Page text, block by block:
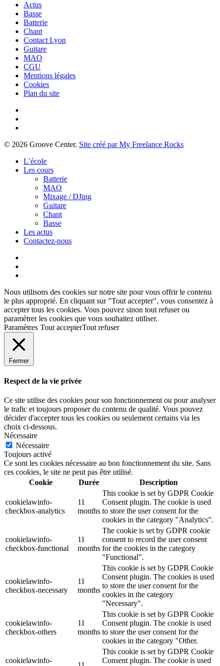
Actus
Basse
Batterie
Chant
Contact Lyon
Guitare
MAO
CGU
Mentions légales
Cookies
Plan du site
© 2026 Groove Center. Site créé par My Freelance Rocks
Close
Menu
L’école
Les cours
Batterie
MAO
Mixage / DJing
Guitare
Chant
Basse
Les actus
Contactez-nous
Nous utilisons des cookies sur notre site pour vous offrir le contenu
le plus approprié. En cliquant sur "Tout accepter", vous consentez à
accepter tous les cookies. Vous pouvez sinon tout refuser ou
paramètrer les cookies que vous souhaitez utiliser.
Paramètres Tout accepterTout refuser
Fermer
Respect de la vie privée
Ce site utilise des cookies pour son fonctionnement ou pour analyser
le trafic et toujours proposer du contenu de qualité. Vous pouvez
décider d'accepter tous les cookies ou seulement certains via les
choix ci-dessous.
Nécessaire
Nécessaire
Toujours activé
Ce sont les cookies nécessaire au bon fonctionnement du site. Sans
ces cookies, le site ne peut pas être utilisé.
Cookie
Durée Description
cookielawinfo-
checkbox-analytics
11
months
This cookie is set by GDPR Cookie
Consent plugin. The cookie is used
to store the user consent for the
cookies in the category "Analytics".
cookielawinfo-
checkbox-functional
11
months
The cookie is set by GDPR cookie
consent to record the user consent
for the cookies in the category
"Functional".
cookielawinfo-
checkbox-necessary
11
months
This cookie is set by GDPR Cookie
Consent plugin. The cookies is used
to store the user consent for the
cookies in the category
"Necessary".
cookielawinfo-
checkbox-others
11
months
This cookie is set by GDPR Cookie
Consent plugin. The cookie is used
to store the user consent for the
cookies in the category "Other.
cookielawinfo-
This cookie is set by GDPR Cookie
Consent plugin. The cookie is used